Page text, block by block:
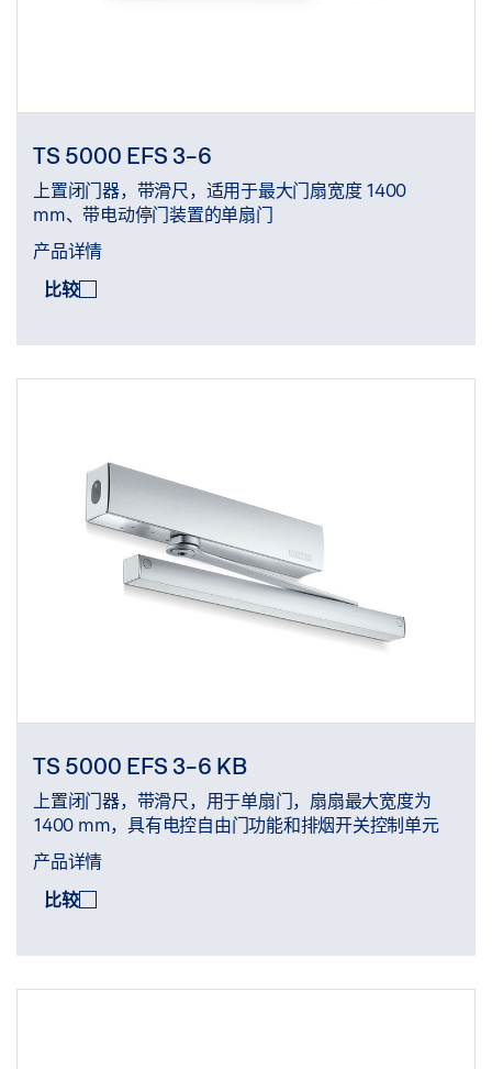
TS 5000 EFS 3-6
上置闭门器，带滑尺，适用于最大门扇宽度 1400
mm、带电动停门装置的单扇门
产品详情
比较
TS 5000 EFS 3-6 KB
上置闭门器，带滑尺，用于单扇门，扇扇最大宽度为
1400 mm，具有电控自由门功能和排烟开关控制单元
产品详情
比较